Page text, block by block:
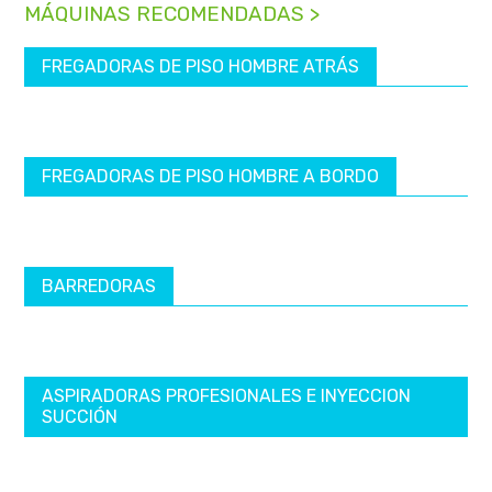
MÁQUINAS RECOMENDADAS >
FREGADORAS DE PISO HOMBRE ATRÁS
FREGADORAS DE PISO HOMBRE A BORDO
BARREDORAS
ASPIRADORAS PROFESIONALES E INYECCION
SUCCIÓN